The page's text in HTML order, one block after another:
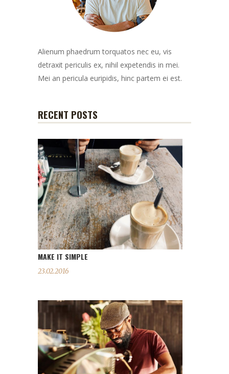
Alienum phaedrum torquatos nec eu, vis
detraxit periculis ex, nihil expetendis in mei.
Mei an pericula euripidis, hinc partem ei est.
RECENT POSTS
MAKE IT SIMPLE
23.02.2016